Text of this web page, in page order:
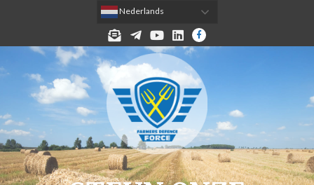
MELD JE AAN VOOR DE NIEUWSBRIEF!
TELEGRAMYOUTUBELINKEDINFACEBOOK
Nederlands